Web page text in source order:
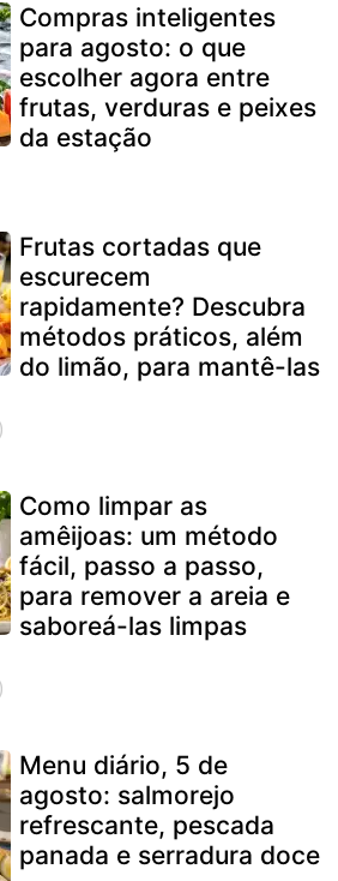
Compras inteligentes
para agosto: o que
escolher agora entre
frutas, verduras e peixes
da estação
Frutas cortadas que
escurecem
rapidamente? Descubra
métodos práticos, além
do limão, para mantê-las
Como limpar as
amêijoas: um método
fácil, passo a passo,
para remover a areia e
saboreá-las limpas
Menu diário, 5 de
agosto: salmorejo
refrescante, pescada
panada e serradura doce